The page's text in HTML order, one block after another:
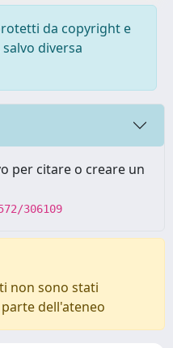
da copyright e
diversa
per citare o creare un
306109
non sono stati
dell'ateneo